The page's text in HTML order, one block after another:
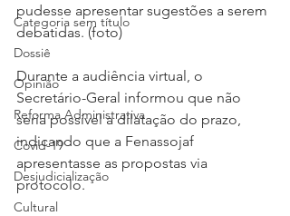
Categoria sem título
Dossiê
Opinião
Reforma Administrativa
Covid-19
Desjudicialização
Cultural
pudesse apresentar sugestões a serem
debatidas. (foto)
Durante a audiência virtual, o
Secretário-Geral informou que não
seria possível a dilatação do prazo,
indicando que a Fenassojaf
apresentasse as propostas via
protocolo.